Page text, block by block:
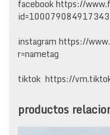
facebook https://
id=100079084917343
instagram https://
r=nametag
tiktok https://
productos